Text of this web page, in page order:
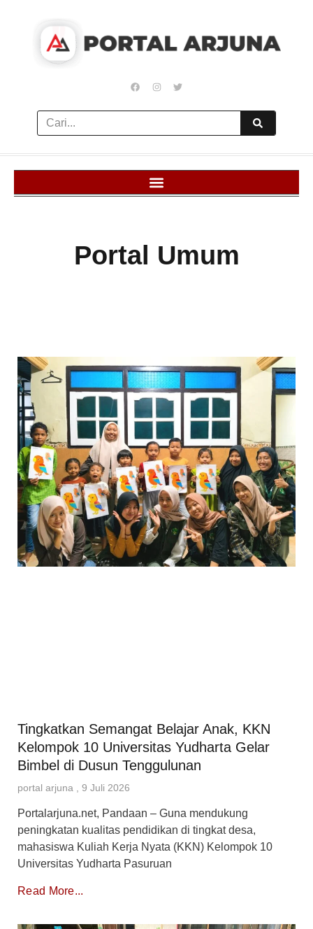
Portal Umum
Tingkatkan Semangat Belajar Anak, KKN
Kelompok 10 Universitas Yudharta Gelar
Bimbel di Dusun Tenggulunan
portal arjuna 9 Juli 2026
Portalarjuna.net, Pandaan – Guna mendukung
peningkatan kualitas pendidikan di tingkat desa,
mahasiswa Kuliah Kerja Nyata (KKN) Kelompok 10
Universitas Yudharta Pasuruan
Read More...